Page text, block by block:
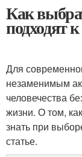
Как
подходят
Для
незаменимым
человечества
жизни. О том,
знать при
статье.